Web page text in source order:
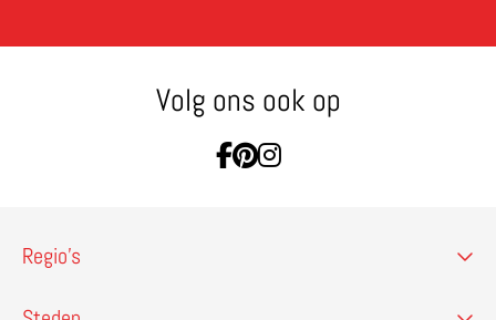
Volg ons ook op
Ga naar Facebook
Ga naar Pinterest
Ga naar Instagram
Regio’s